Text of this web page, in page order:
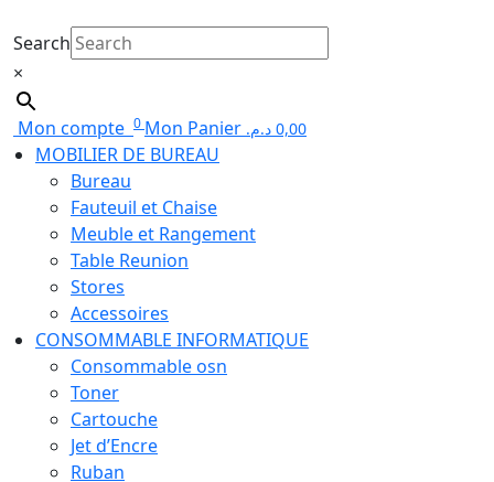
Search
×
Mon compte 0 Mon Panier 0,00 د.م.
MOBILIER DE BUREAU
Bureau
Fauteuil et Chaise
Meuble et Rangement
Table Reunion
Stores
Accessoires
CONSOMMABLE INFORMATIQUE
Consommable osn
Toner
Cartouche
Jet d’Encre
Ruban